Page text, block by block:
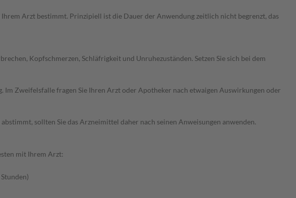
Arzt bestimmt. Prinzipiell ist die Dauer der Anwendung zeitlich nicht begrenzt, das
Kopfschmerzen, Schläfrigkeit und Unruhezuständen. Setzen Sie sich bei dem
Zweifelsfalle fragen Sie Ihren Arzt oder Apotheker nach etwaigen Auswirkungen oder
sollten Sie das Arzneimittel daher nach seinen Anweisungen anwenden.
mit Ihrem Arzt: